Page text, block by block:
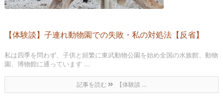
【体験談】子連れ動物園での失敗・私の対処法【反省】
私は四季を問わず、子供と頻繁に東武動物公園を始め全国の水族館、動物
園、博物館に通っています ...
記事を読む 【体験談 ...